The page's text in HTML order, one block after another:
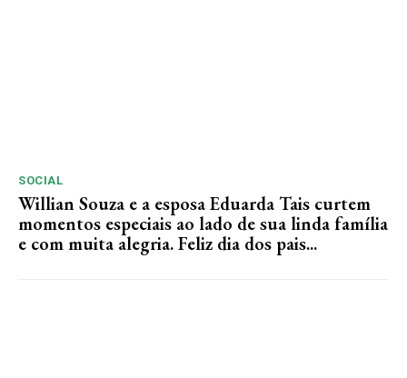
SOCIAL
Willian Souza e a esposa Eduarda Tais curtem
momentos especiais ao lado de sua linda família
e com muita alegria. Feliz dia dos pais...